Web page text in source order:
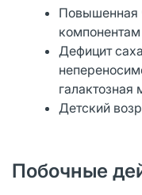
Повышенная
Дефицит
галактозная
Детский
Побочные